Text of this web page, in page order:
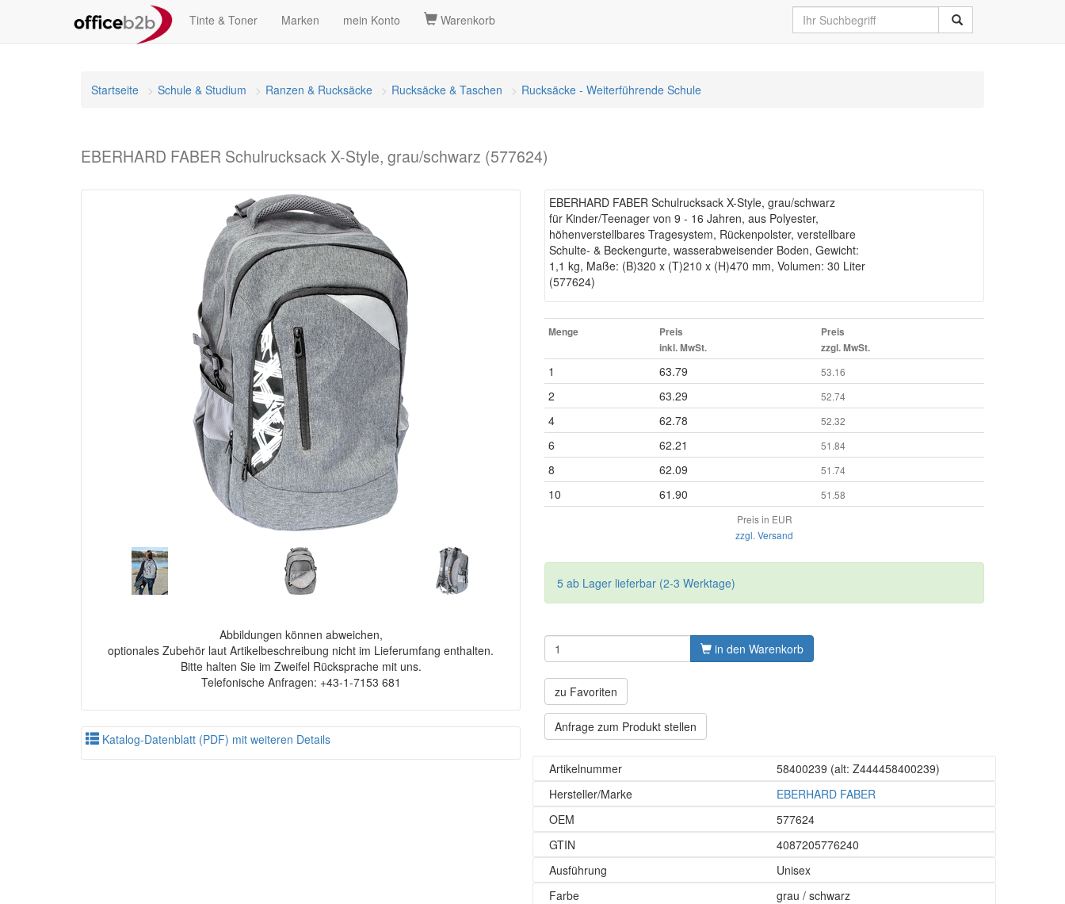
Tinte & Toner Marken mein Konto Warenkorb
Startseite Schule & Studium Ranzen & Rucksäcke Rucksäcke & Taschen Rucksäcke - Weiterführende Schule
EBERHARD FABER Schulrucksack X-Style, grau/schwarz (577624)
Abbildungen können abweichen,
optionales Zubehör laut Artikelbeschreibung nicht im Lieferumfang enthalten.
Bitte halten Sie im Zweifel Rücksprache mit uns.
Telefonische Anfragen: +43-1-7153 681
Katalog-Datenblatt (PDF) mit weiteren Details
EBERHARD FABER Schulrucksack X-Style, grau/schwarz
für Kinder/Teenager von 9 - 16 Jahren, aus Polyester,
höhenverstellbares Tragesystem, Rückenpolster, verstellbare
Schulte- & Beckengurte, wasserabweisender Boden, Gewicht:
1,1 kg, Maße: (B)320 x (T)210 x (H)470 mm, Volumen: 30 Liter
(577624)
Menge
Preis
inkl. MwSt.
Preis
zzgl. MwSt.
1 63.79 53.16
2 63.29 52.74
4 62.78 52.32
6 62.21 51.84
8 62.09 51.74
10 61.90
51.58
Preis in EUR
zzgl. Versand
5 ab Lager lieferbar (2-3 Werktage)
in den Warenkorb
zu Favoriten
Anfrage zum Produkt stellen
Artikelnummer 58400239 (alt: Z444458400239)
Hersteller/Marke
EBERHARD FABER
OEM
577624
GTIN
4087205776240
Ausführung
Unisex
Farbe
grau / schwarz